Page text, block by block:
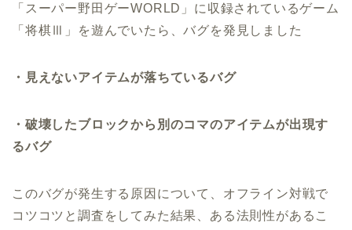
「スーパー野田ゲーWORLD」に収録されているゲーム
「将棋Ⅲ」を遊んでいたら、バグを発見しました
・見えないアイテムが落ちているバグ
・破壊したブロックから別のコマのアイテムが出現す
るバグ
このバグが発生する原因について、オフライン対戦で
コツコツと調査をしてみた結果、ある法則性があるこ